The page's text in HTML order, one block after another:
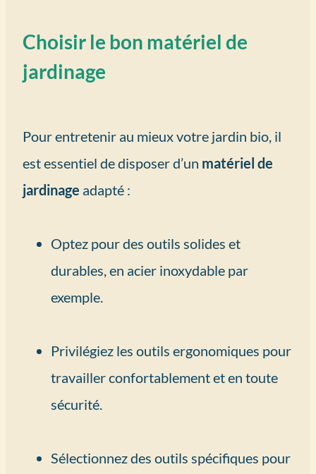
Choisir le bon matériel de
jardinage
Pour entretenir au mieux votre jardin bio, il
est essentiel de disposer d’un matériel de
jardinage adapté :
Optez pour des outils solides et
durables, en acier inoxydable par
exemple.
Privilégiez les outils ergonomiques pour
travailler confortablement et en toute
sécurité.
Sélectionnez des outils spécifiques pour